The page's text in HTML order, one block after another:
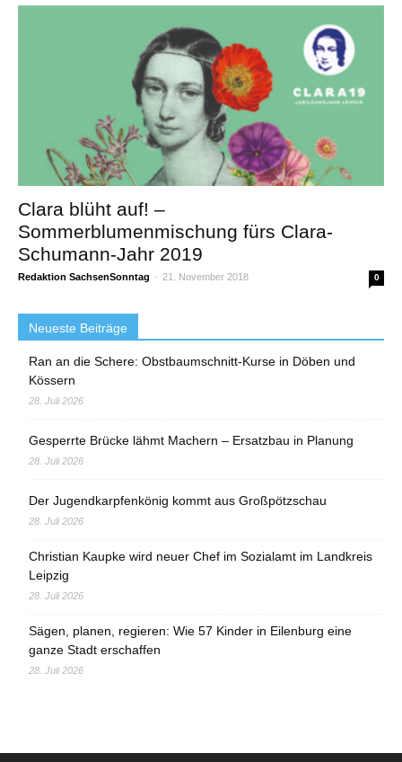
Clara blüht auf! –
Sommerblumenmischung fürs Clara-
Schumann-Jahr 2019
Redaktion SachsenSonntag - 21. November 2018 0
Neueste Beiträge
Ran an die Schere: Obstbaumschnitt-Kurse in Döben und
Kössern
28. Juli 2026
Gesperrte Brücke lähmt Machern – Ersatzbau in Planung
28. Juli 2026
Der Jugendkarpfenkönig kommt aus Großpötzschau
28. Juli 2026
Christian Kaupke wird neuer Chef im Sozialamt im Landkreis
Leipzig
28. Juli 2026
Sägen, planen, regieren: Wie 57 Kinder in Eilenburg eine
ganze Stadt erschaffen
28. Juli 2026